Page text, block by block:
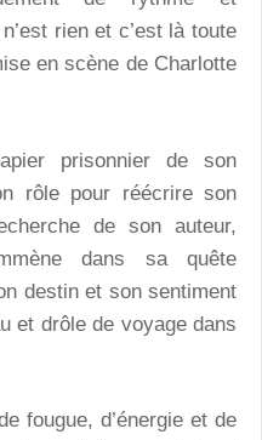
rien et c’est là toute
en scène de Charlotte
prisonnier de son
rôle pour réécrire son
de son auteur,
dans sa quête
destin et son sentiment
et drôle de voyage dans
fougue, d’énergie et de